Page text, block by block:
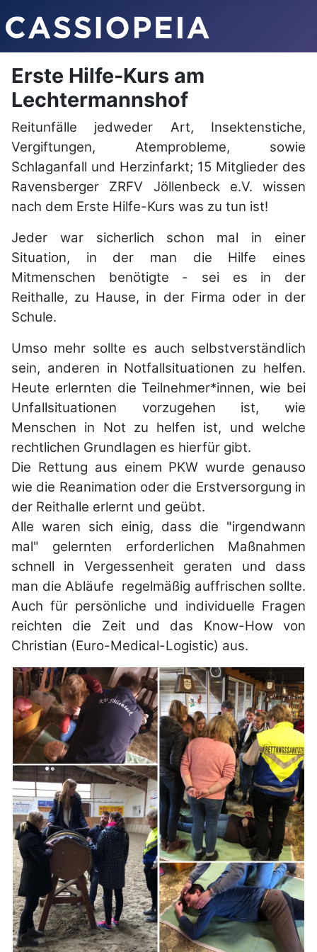
Erste Hilfe-Kurs am
Lechtermannshof
Reitunfälle jedweder Art, Insektenstiche,
Vergiftungen, Atemprobleme, sowie
Schlaganfall und Herzinfarkt; 15 Mitglieder des
Ravensberger ZRFV Jöllenbeck e.V. wissen
nach dem Erste Hilfe-Kurs was zu tun ist!
Jeder war sicherlich schon mal in einer
Situation, in der man die Hilfe eines
Mitmenschen benötigte - sei es in der
Reithalle, zu Hause, in der Firma oder in der
Schule.
Umso mehr sollte es auch selbstverständlich
sein, anderen in Notfallsituationen zu helfen.
Heute erlernten die Teilnehmer*innen, wie bei
Unfallsituationen vorzugehen ist, wie
Menschen in Not zu helfen ist, und welche
rechtlichen Grundlagen es hierfür gibt.
Die Rettung aus einem PKW wurde genauso
wie die Reanimation oder die Erstversorgung in
der Reithalle erlernt und geübt.
Alle waren sich einig, dass die "irgendwann
mal" gelernten erforderlichen Maßnahmen
schnell in Vergessenheit geraten und dass
man die Abläufe regelmäßig auffrischen sollte.
Auch für persönliche und individuelle Fragen
reichten die Zeit und das Know-How von
Christian (Euro-Medical-Logistic) aus.